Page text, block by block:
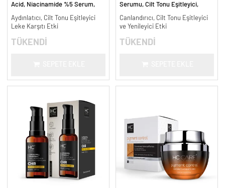
Acid, Niacinamide %5 Serum,
ml.
Aydınlatıcı, Cilt Tonu Eşitleyici
Leke Karşıtı Etki
TÜKENDİ
Serumu, Cilt Tonu Eşitleyici,
Canlandırıcı, Cilt Tonu Eşitleyici
ve Yenileyici Etki
TÜKENDİ